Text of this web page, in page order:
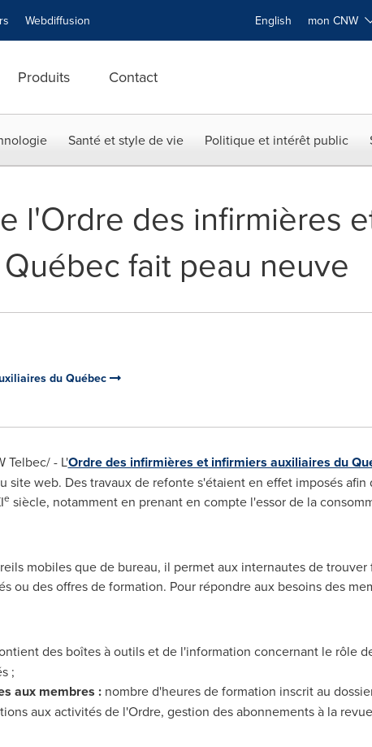
Webdiffusion English mon CNW
Produits Contact
Santé et style de vie Politique et intérêt public
l'Ordre des infirmières
fait peau neuve
du Québec
Telbec/ - L'Ordre des infirmières et infirmiers auxiliaires du
site web. Des travaux de refonte s'étaient en effet imposés
esiècle, notamment en prenant en compte l'essor de la
mobiles que de bureau, il permet aux internautes de
ou des offres de formation. Pour répondre aux besoins des
des boîtes à outils et de l'information concernant le rôle
;
aux membres :nombre d'heures de formation inscrit au
aux activités de l'Ordre, gestion des abonnements à la